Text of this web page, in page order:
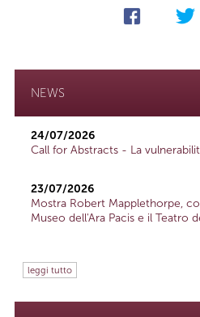
NEWS
24/07/2026
Call for Abstracts - La
23/07/2026
Mostra Robert Mapplethorpe,
Museo dell'Ara Pacis e il Teatro
leggi tutto